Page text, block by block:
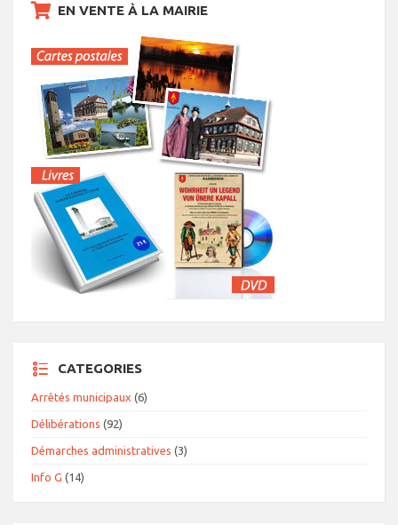
EN VENTE À LA MAIRIE
CATEGORIES
Arrêtés municipaux (6)
Délibérations (92)
Démarches administratives (3)
Info G (14)